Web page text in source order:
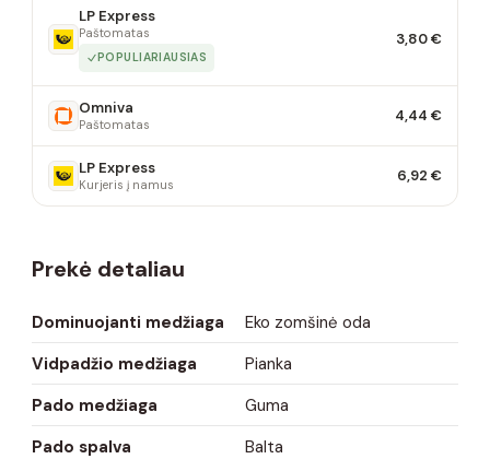
LP Express
Paštomatas
POPULIARIAUSIAS
3,80 €
Omniva
Paštomatas 4,44 €
LP Express
Kurjeris į namus 6,92 €
Prekė detaliau
Dominuojanti medžiaga
Eko zomšinė oda
Vidpadžio medžiaga
Pianka
Pado medžiaga
Guma
Pado spalva
Balta